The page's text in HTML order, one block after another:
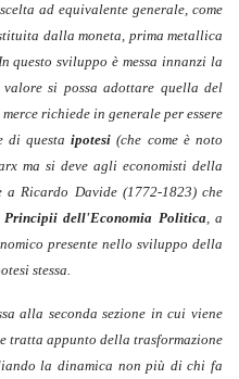
ad equivalente generale, come
dalla moneta, prima metallica
questo sviluppo è messa innanzi la
si possa adottare quella del
richiede in generale per essere
di questaipotesi (che come è noto
ma si deve agli economisti della
Ricardo Davide (1772-1823) che
Principii dell'Economia Politica, a
presente nello sviluppo della
stessa.
alla seconda sezione in cui viene
tratta appunto della trasformazione
la dinamica non più di chi fa